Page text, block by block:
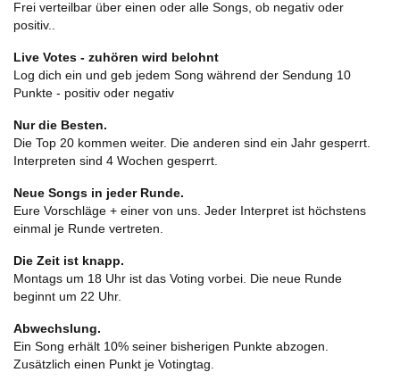
Frei verteilbar über einen oder alle Songs, ob negativ oder
positiv..
Live Votes - zuhören wird belohnt
Log dich ein und geb jedem Song während der Sendung 10
Punkte - positiv oder negativ
Nur die Besten.
Die Top 20 kommen weiter. Die anderen sind ein Jahr gesperrt.
Interpreten sind 4 Wochen gesperrt.
Neue Songs in jeder Runde.
Eure Vorschläge + einer von uns. Jeder Interpret ist höchstens
einmal je Runde vertreten.
Die Zeit ist knapp.
Montags um 18 Uhr ist das Voting vorbei. Die neue Runde
beginnt um 22 Uhr.
Abwechslung.
Ein Song erhält 10% seiner bisherigen Punkte abzogen.
Zusätzlich einen Punkt je Votingtag.